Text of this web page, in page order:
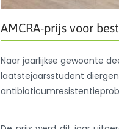
AMCRA-prijs voor
Naar jaarlijkse gewoonte
laatstejaarsstudent